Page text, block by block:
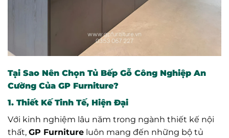
Tại Sao Nên Chọn Tủ Bếp Gỗ Công Nghiệp An
Cường Của GP Furniture?
1. Thiết Kế Tinh Tế, Hiện Đại
Với kinh nghiệm lâu năm trong ngành thiết kế nội
thất, GP Furniture luôn mang đến những bộ tủ